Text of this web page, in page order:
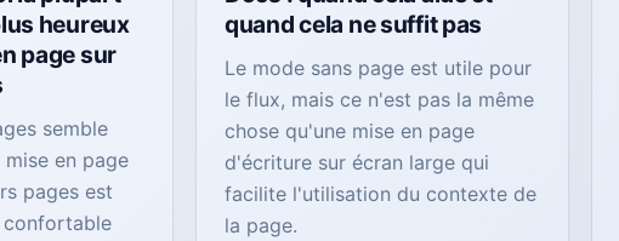
heureux
page sur
semble
mise en page
pages est
confortable
quand cela ne suffit pas
Le mode sans page est utile pour
le flux, mais ce n'est pas la même
chose qu'une mise en page
d'écriture sur écran large qui
facilite l'utilisation du contexte de
la page.